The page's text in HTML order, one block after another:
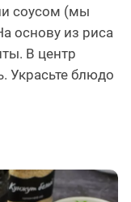
соусом (мы
основу из риса
В центр
Украсьте блюдо